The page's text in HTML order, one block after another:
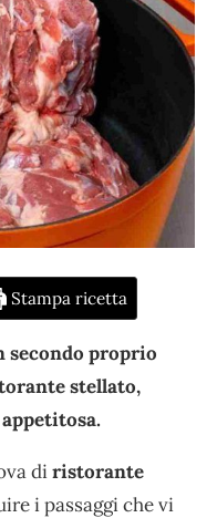
Stampa ricetta
secondo proprio
stellato,
diristorante
i passaggi che vi